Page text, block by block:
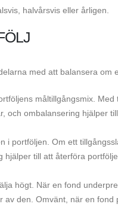
halvårsvis eller årligen.
med att balansera om
måltillgångsmix. Med
och ombalansering hjälper
i portföljen. Om ett
hjälper till att återföra
högt. När en fond
den. Omvänt, när en fond